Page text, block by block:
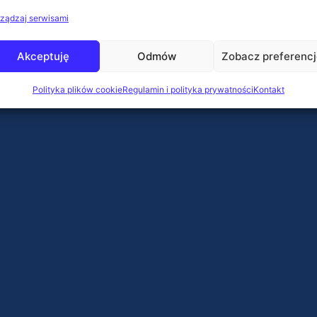
serwisami
Akceptuję Odmów Zobacz
Polityka plików cookieRegulamin i polityka prywatnościKontakt